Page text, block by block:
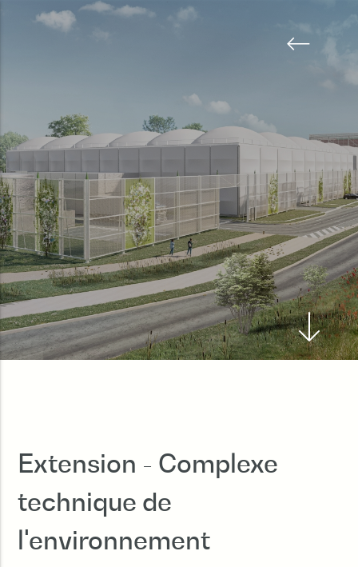
Extension - Complexe
technique de
l'environnement